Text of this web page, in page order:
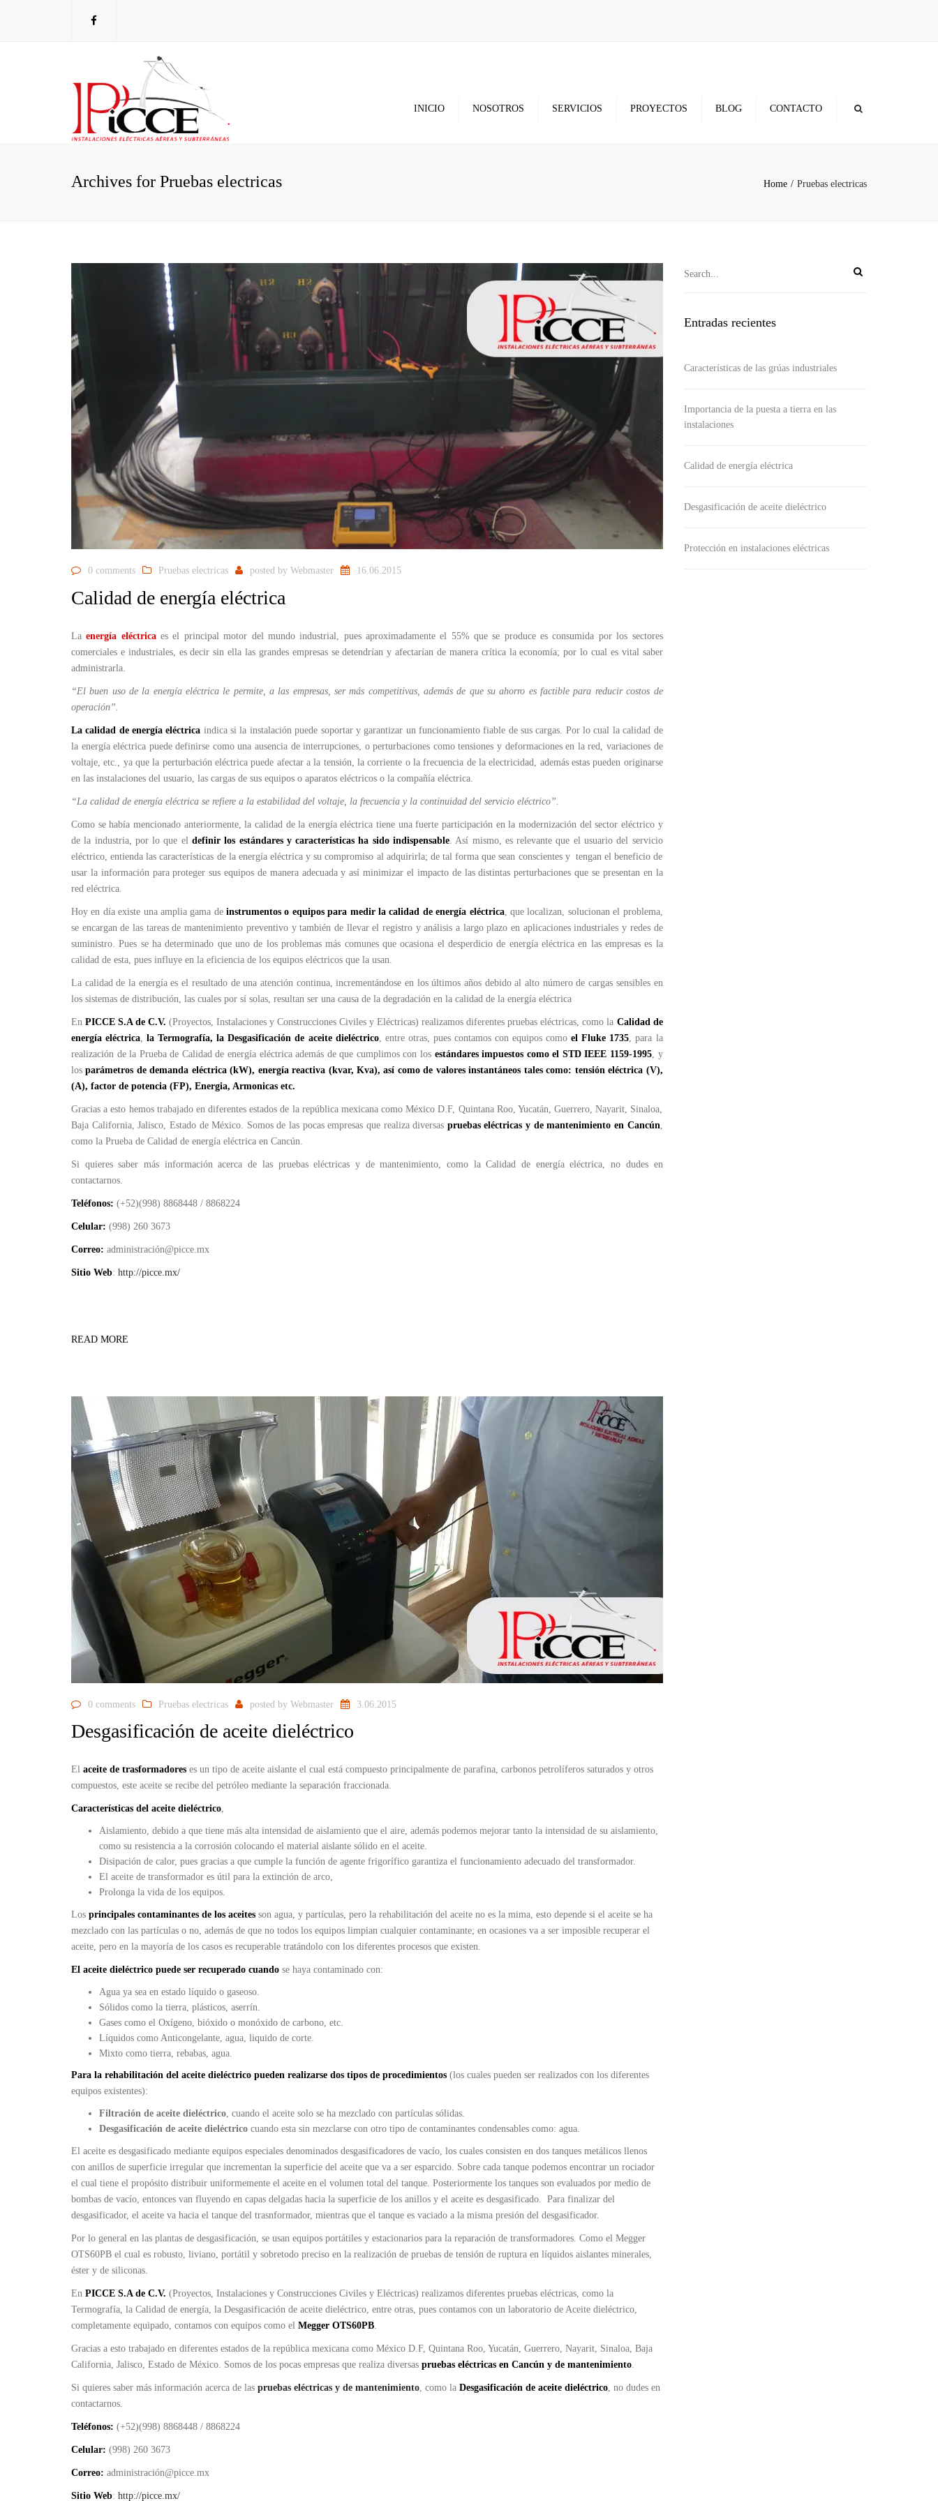
INICIO NOSOTROS SERVICIOS PROYECTOS BLOG CONTACTO
Archives for Pruebas electricas Home Pruebas electricas
0 comments Pruebas electricas posted by Webmaster 16.06.2015
Calidad de energía eléctrica
Laenergía eléctricaes el principal motor del mundo industrial, pues aproximadamente el 55% que se produce es consumida por los sectores
comerciales e industriales, es decir sin ella las grandes empresas se detendrían y afectarían de manera crítica la economía; por lo cual es vital saber
administrarla.
“El buen uso de la energía eléctrica le permite, a las empresas, ser más competitivas, además de que su ahorro es factible para reducir costos de
operación”.
La calidad de energía eléctrica indica si la instalación puede soportar y garantizar un funcionamiento fiable de sus cargas. Por lo cual la calidad de
la energía eléctrica puede definirse como una ausencia de interrupciones, o perturbaciones como tensiones y deformaciones en la red, variaciones de
voltaje, etc., ya que la perturbación eléctrica puede afectar a la tensión, la corriente o la frecuencia de la electricidad, además estas pueden originarse
en las instalaciones del usuario, las cargas de sus equipos o aparatos eléctricos o la compañía eléctrica.
“La calidad de energía eléctrica se refiere a la estabilidad del voltaje, la frecuencia y la continuidad del servicio eléctrico”.
Como se había mencionado anteriormente, la calidad de la energía eléctrica tiene una fuerte participación en la modernización del sector eléctrico y
de la industria, por lo que el definir los estándares y características ha sido indispensable. Así mismo, es relevante que el usuario del servicio
eléctrico, entienda las características de la energía eléctrica y su compromiso al adquirirla; de tal forma que sean conscientes y tengan el beneficio de
usar la información para proteger sus equipos de manera adecuada y así minimizar el impacto de las distintas perturbaciones que se presentan en la
red eléctrica.
Hoy en día existe una amplia gama deinstrumentos o equipos para medir la calidad de energía eléctrica, que localizan, solucionan el problema,
se encargan de las tareas de mantenimiento preventivo y también de llevar el registro y análisis a largo plazo en aplicaciones industriales y redes de
suministro. Pues se ha determinado que uno de los problemas más comunes que ocasiona el desperdicio de energía eléctrica en las empresas es la
calidad de esta, pues influye en la eficiencia de los equipos eléctricos que la usan.
La calidad de la energía es el resultado de una atención continua, incrementándose en los últimos años debido al alto número de cargas sensibles en
los sistemas de distribución, las cuales por sí solas, resultan ser una causa de la degradación en la calidad de la energía eléctrica
EnPICCE S.A de C.V. (Proyectos, Instalaciones y Construcciones Civiles y Eléctricas) realizamos diferentes pruebas eléctricas, como la Calidad de
energía eléctrica ,la Termografía, la Desgasificación de aceite dieléctrico, entre otras, pues contamos con equipos comoel Fluke 1735 , para la
realización de la Prueba de Calidad de energía eléctrica además de que cumplimos con los estándares impuestos como el STD IEEE 1159-1995, y
losparámetros de demanda eléctrica (kW), energía reactiva (kvar, Kva), así como de valores instantáneos tales como: tensión eléctrica (V),
(A), factor de potencia (FP), Energia, Armonicas etc.
Gracias a esto hemos trabajado en diferentes estados de la república mexicana como México D.F, Quintana Roo, Yucatán, Guerrero, Nayarit, Sinaloa,
Baja California, Jalisco, Estado de México. Somos de las pocas empresas que realiza diversas pruebas eléctricas y de mantenimiento en Cancún
como la Prueba de Calidad de energía eléctrica en Cancún.
Si quieres saber más información acerca de las pruebas eléctricas y de mantenimiento, como la Calidad de energía eléctrica, no dudes en
contactarnos.
Teléfonos: (+52)(998) 8868448 / 8868224
Celular: (998) 260 3673
Correo: administración@picce.mx
Sitio Web: http://picce.mx/
READ MORE
0 comments Pruebas electricas posted by Webmaster 3.06.2015
Desgasificación de aceite dieléctrico
El aceite de trasformadores es un tipo de aceite aislante el cual está compuesto principalmente de parafina, carbonos petrolíferos saturados y otros
compuestos, este aceite se recibe del petróleo mediante la separación fraccionada.
Características del aceite dieléctrico,
Aislamiento, debido a que tiene más alta intensidad de aislamiento que el aire, además podemos mejorar tanto la intensidad de su aislamiento,
como su resistencia a la corrosión colocando el material aislante sólido en el aceite.
Disipación de calor, pues gracias a que cumple la función de agente frigorífico garantiza el funcionamiento adecuado del transformador.
El aceite de transformador es útil para la extinción de arco,
Prolonga la vida de los equipos.
Los principales contaminantes de los aceites son agua, y partículas, pero la rehabilitación del aceite no es la mima, esto depende si el aceite se ha
mezclado con las partículas o no, además de que no todos los equipos limpian cualquier contaminante; en ocasiones va a ser imposible recuperar el
aceite, pero en la mayoría de los casos es recuperable tratándolo con los diferentes procesos que existen.
El aceite dieléctrico puede ser recuperado cuando se haya contaminado con:
Agua ya sea en estado líquido o gaseoso.
Sólidos como la tierra, plásticos, aserrín.
Gases como el Oxígeno, bióxido o monóxido de carbono, etc.
Líquidos como Anticongelante, agua, liquido de corte.
Mixto como tierra, rebabas, agua.
Para la rehabilitación del aceite dieléctrico pueden realizarse dos tipos de procedimientos (los cuales pueden ser realizados con los diferentes
equipos existentes):
Filtración de aceite dieléctrico, cuando el aceite solo se ha mezclado con partículas sólidas.
Desgasificación de aceite dieléctrico cuando esta sin mezclarse con otro tipo de contaminantes condensables como: agua.
El aceite es desgasificado mediante equipos especiales denominados desgasificadores de vacío, los cuales consisten en dos tanques metálicos llenos
con anillos de superficie irregular que incrementan la superficie del aceite que va a ser esparcido. Sobre cada tanque podemos encontrar un rociador
el cual tiene el propósito distribuir uniformemente el aceite en el volumen total del tanque. Posteriormente los tanques son evaluados por medio de
bombas de vacío, entonces van fluyendo en capas delgadas hacia la superficie de los anillos y el aceite es desgasificado. Para finalizar del
desgasificador, el aceite va hacia el tanque del trasnformador, mientras que el tanque es vaciado a la misma presión del desgasificador.
Por lo general en las plantas de desgasificación, se usan equipos portátiles y estacionarios para la reparación de transformadores. Como el Megger
OTS60PB el cual es robusto, liviano, portátil y sobretodo preciso en la realización de pruebas de tensión de ruptura en líquidos aislantes minerales,
éster y de siliconas.
En PICCE S.A de C.V. (Proyectos, Instalaciones y Construcciones Civiles y Eléctricas) realizamos diferentes pruebas eléctricas, como la
Termografía, la Calidad de energía, la Desgasificación de aceite dieléctrico, entre otras, pues contamos con un laboratorio de Aceite dieléctrico,
completamente equipado, contamos con equipos como el Megger OTS60PB
Gracias a esto trabajado en diferentes estados de la república mexicana como México D.F, Quintana Roo, Yucatán, Guerrero, Nayarit, Sinaloa, Baja
California, Jalisco, Estado de México. Somos de los pocas empresas que realiza diversas pruebas eléctricas en Cancún y de mantenimiento
Si quieres saber más información acerca de las pruebas eléctricas y de mantenimiento , como la Desgasificación de aceite dieléctrico , no dudes en
contactarnos.
Teléfonos: (+52)(998) 8868448 / 8868224
Celular: (998) 260 3673
Correo: administración@picce.mx
Sitio Web: http://picce.mx/
Entradas recientes
Características de las grúas industriales
Importancia de la puesta a tierra en las
instalaciones
Calidad de energía eléctrica
Desgasificación de aceite dieléctrico
Protección en instalaciones eléctricas